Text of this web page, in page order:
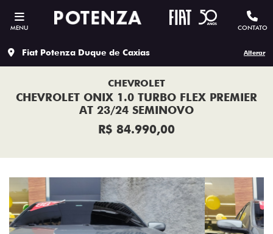
MENU CONTATO
Fiat Potenza Duque de Caxias Alterar
CHEVROLET
CHEVROLET ONIX 1.0 TURBO FLEX PREMIER
AT 23/24 SEMINOVO
R$ 84.990,00